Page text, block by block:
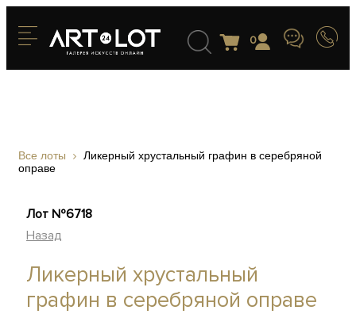
0
Все лоты
Ликерный хрустальный графин в серебряной
оправе
Лот №6718
Назад
Ликерный хрустальный
графин в серебряной оправе